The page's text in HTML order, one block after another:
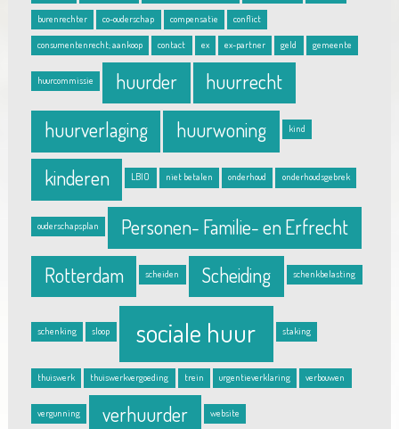
burenrechter co-ouderschap compensatie conflict
consumentenrecht; aankoop contact ex ex-partner geld gemeente
huurcommissie huurder huurrecht
huurverlaging huurwoning kind
kinderen LBIO niet betalen onderhoud onderhoudsgebrek
ouderschapsplan Personen- Familie- en Erfrecht
Rotterdam scheiden Scheiding schenkbelasting
schenking sloop sociale huur staking
thuiswerk thuiswerkvergoeding trein urgentieverklaring verbouwen
vergunning verhuurder website